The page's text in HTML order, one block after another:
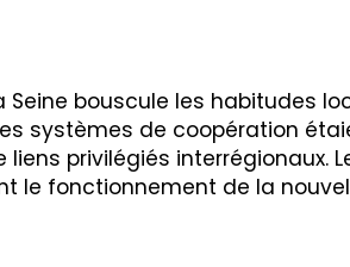
Seine bouscule les habitudes
systèmes de coopération
privilégiés interrégionaux.
le fonctionnement de la